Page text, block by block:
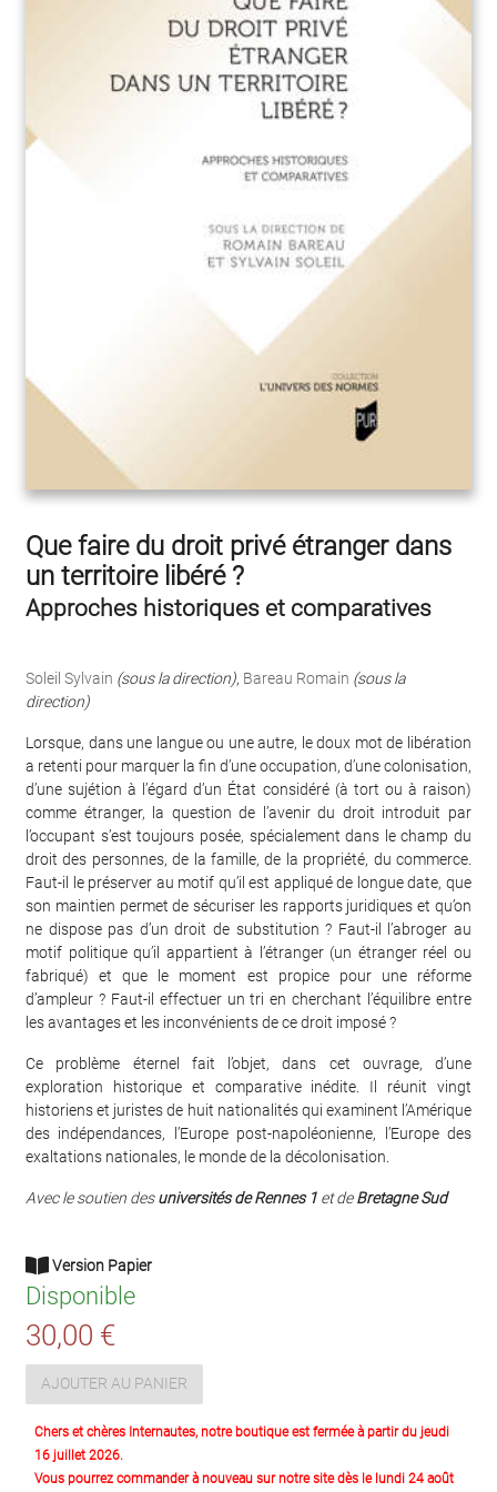
Que faire du droit privé étranger dans
un territoire libéré ?
Approches historiques et comparatives
Soleil Sylvain (sous la direction), Bareau Romain (sous la
direction)
Lorsque, dans une langue ou une autre, le doux mot de libération
a retenti pour marquer la fin d’une occupation, d’une colonisation,
d’une sujétion à l’égard d’un État considéré (à tort ou à raison)
comme étranger, la question de l’avenir du droit introduit par
l’occupant s’est toujours posée, spécialement dans le champ du
droit des personnes, de la famille, de la propriété, du commerce.
Faut-il le préserver au motif qu’il est appliqué de longue date, que
son maintien permet de sécuriser les rapports juridiques et qu’on
ne dispose pas d’un droit de substitution ? Faut-il l’abroger au
motif politique qu’il appartient à l’étranger (un étranger réel ou
fabriqué) et que le moment est propice pour une réforme
d’ampleur ? Faut-il effectuer un tri en cherchant l’équilibre entre
les avantages et les inconvénients de ce droit imposé ?
Ce problème éternel fait l’objet, dans cet ouvrage, d’une
exploration historique et comparative inédite. Il réunit vingt
historiens et juristes de huit nationalités qui examinent l’Amérique
des indépendances, l’Europe post-napoléonienne, l’Europe des
exaltations nationales, le monde de la décolonisation.
Avec le soutien desuniversités de Rennes 1 et deBretagne Sud
Version Papier
Disponible
30,00 €
AJOUTER AU PANIER
Chers et chères Internautes, notre boutique est fermée à partir du jeudi
16 juillet 2026.
Vous pourrez commander à nouveau sur notre site dès le lundi 24 août